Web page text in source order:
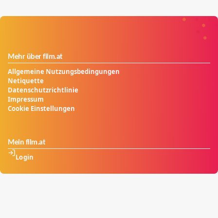
Mehr über film.at
Allgemeine Nutzungsbedingungen
Netiquette
Datenschutzrichtlinie
Impressum
Cookie Einstellungen
Mein film.at
Login